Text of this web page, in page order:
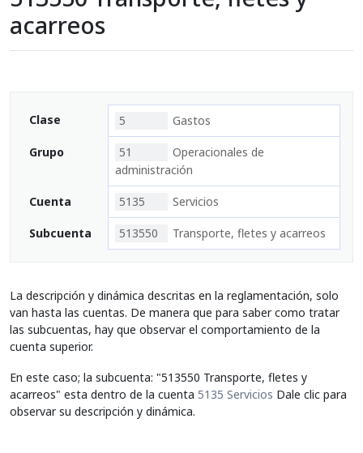
acarreos
Clase 5 Gastos
Grupo 51
Operacionales de
administración
Cuenta 5135 Servicios
Subcuenta 513550 Transporte, fletes y acarreos
La descripción y dinámica descritas en la reglamentación, solo
van hasta las cuentas. De manera que para saber como tratar
las subcuentas, hay que observar el comportamiento de la
cuenta superior.
En este caso; la subcuenta: "513550 Transporte, fletes y
acarreos" esta dentro de la cuenta 5135 Servicios Dale clic para
observar su descripción y dinámica.